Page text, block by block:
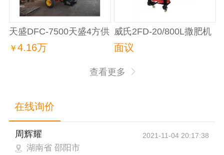
天盛DFC-7500天盛4方供
应撒粪车抛粪车
￥ 4.16万
威氏2FD-20/800L撒肥机
面议
查看更多
在线询价
周辉耀 2021-11-04 20:17:38
湖南省 邵阳市